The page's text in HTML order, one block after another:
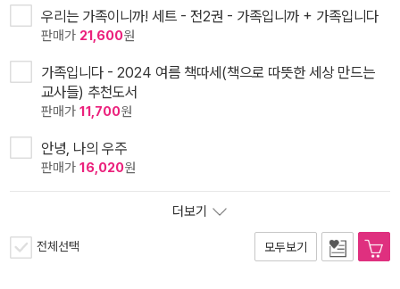
우리는 가족이니까! 세트 - 전2권 - 가족입니까 + 가족입니다
판매가 21,600원
가족입니다 - 2024 여름 책따세(책으로 따뜻한 세상 만드는
교사들) 추천도서
판매가 11,700원
안녕, 나의 우주
판매가 16,020원
더보기
전체선택 모두보기